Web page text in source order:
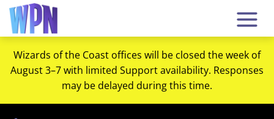
Wizards of the Coast offices will be closed the week of
August 3–7 with limited Support availability. Responses
may be delayed during this time.